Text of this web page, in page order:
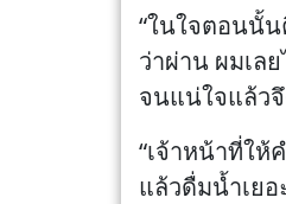
“ในใจตอนนั้
ว่าผ่าน ผมเล
จนแน่ใจแล้ว
“เจ้าหน้าที่ใ
แล้วดื่มน้ำเยอ